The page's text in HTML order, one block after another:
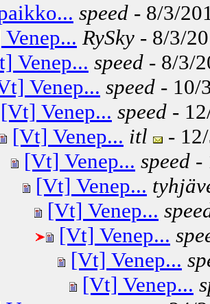
speed - 8/3/
RySky - 8/3/
Venep... speed - 8/3/
Venep... speed - 10/
[Vt] Venep... speed -
[Vt] Venep... itl
-
[Vt] Venep... speed -
[Vt] Venep...
[Vt] Venep...
[Vt] Venep...
[Vt] Venep...
[Vt] Venep...